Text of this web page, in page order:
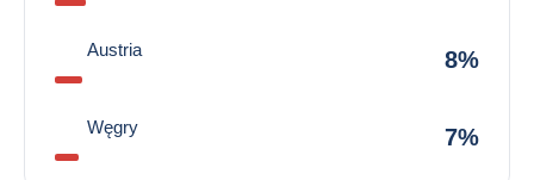
Austria 8%
Węgry 7%